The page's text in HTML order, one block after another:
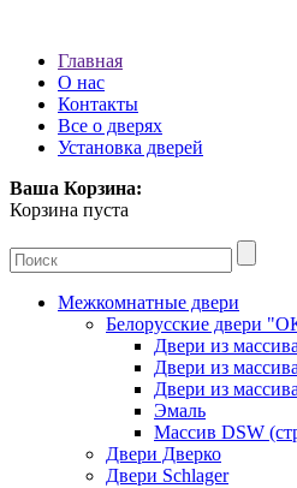
Главная
О нас
Контакты
Все о дверях
Установка дверей
Ваша Корзина:
Корзина пуста
Межкомнатные двери
Белорусские двери
Двери из
Двери из
Двери из
Эмаль
Массив DSW
Двери Дверко
Двери Schlager